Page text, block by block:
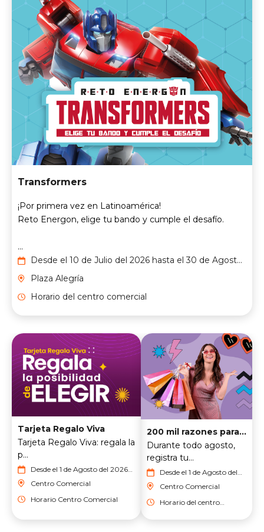
Transformers
¡Por primera vez en Latinoamérica!​
Reto Energon​, elige tu bando y cumple el desafío.
...
Desde el 10 de Julio del 2026 hasta el 30 de Agosto
del 2026
Plaza Alegría
Horario del centro comercial
Tarjeta Regalo Viva
Tarjeta Regalo Viva: regala la
p...
Desde el 1 de Agosto del 2026
Centro Comercial
Horario Centro Comercial
200 mil razones para sonreír
Durante todo agosto,
registra tu...
Desde el 1 de Agosto del
Agosto del 2026
Centro Comercial
Horario del centro